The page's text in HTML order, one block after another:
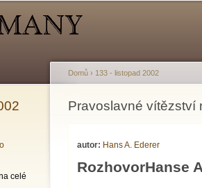
celé
Jste zde
Domů › 133 - listopad 2002
Pravoslavné vítězství
autor: Hans A. Ederer
RozhovorHanse